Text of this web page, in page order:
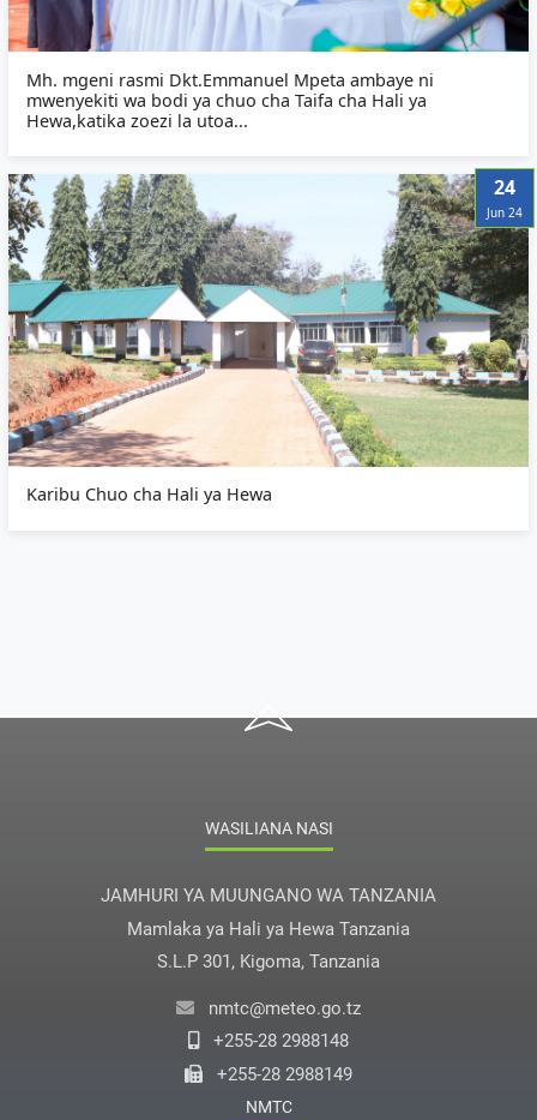
Mh. mgeni rasmi Dkt.Emmanuel Mpeta ambaye ni
mwenyekiti wa bodi ya chuo cha Taifa cha Hali ya
Hewa,katika zoezi la utoa...
24
Jun 24
Karibu Chuo cha Hali ya Hewa
WASILIANA NASI
JAMHURI YA MUUNGANO WA TANZANIA
Mamlaka ya Hali ya Hewa Tanzania
S.L.P 301, Kigoma, Tanzania
nmtc@meteo.go.tz
+255-28 2988148
+255-28 2988149
NMTC